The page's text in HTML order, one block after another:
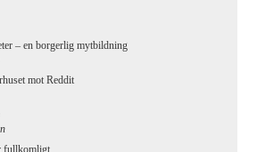
– en borgerlig mytbildning
mot Reddit
fullkomligt